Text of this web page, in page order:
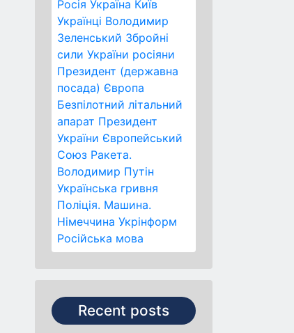
Росія Україна Київ
Українці Володимир
Зеленський Збройні
сили України росіяни
Президент (державна
посада) Європа
Безпілотний літальний
апарат Президент
України Європейський
Союз Ракета.
Володимир Путін
Українська гривня
Поліція. Машина.
Німеччина Укрінформ
Російська мова
Recent posts